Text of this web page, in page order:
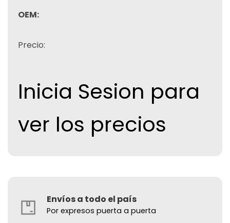
OEM:
Precio:
Inicia Sesion para
ver los precios
Envíos a todo el país
Por expresos puerta a puerta